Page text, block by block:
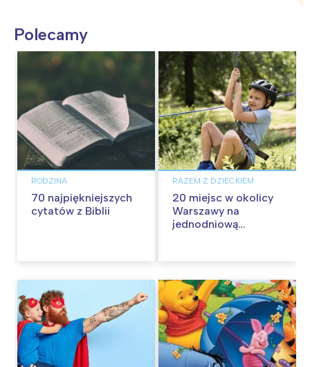
Polecamy
RODZINA
70 najpiękniejszych
cytatów z Biblii
RAZEM Z DZIECKIEM
20 miejsc w okolicy
Warszawy na
jednodniową